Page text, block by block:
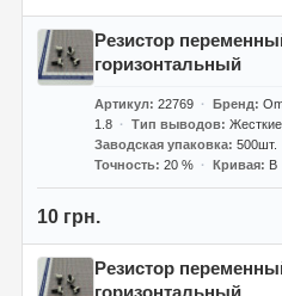
Резистор
горизонтальный
Артикул 22769 Бренд
1.8
Тип выводов
Заводская упаковка 500шт.
Точность 20 % Кривая B
10 грн.
Резистор
горизонтальный